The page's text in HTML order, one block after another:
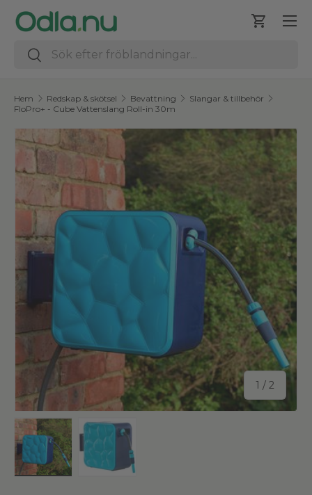
Hoppa till innehåll
SökSök
Varukorg
Meny
Hem Redskap & skötsel Bevattning
Slangar & tillbehör
FloPro+ - Cube Vattenslang Roll-in 30m
Hoppa till produktinformation
1 / av
2